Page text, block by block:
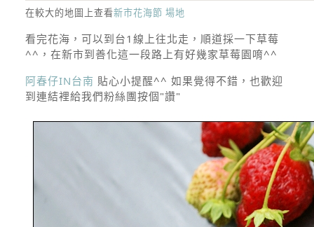
在較大的地圖上查看新市花海節 場地
看完花海，可以到台1線上往北走，順道採一下草莓
^^，在新市到善化這一段路上有好幾家草莓園唷^^
阿春仔IN台南 貼心小提醒^^ 如果覺得不錯，也歡迎
到連結裡給我們粉絲團按個"讚"